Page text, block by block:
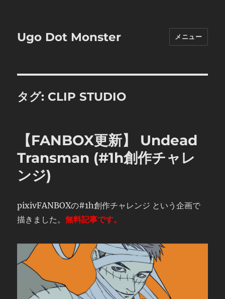
Ugo Dot Monster メニュー
タグ: CLIP STUDIO
【FANBOX更新】 Undead
Transman (#1h創作チャレ
ンジ)
pixivFANBOXの#1h創作チャレンジ という企画で
描きました。無料記事です。